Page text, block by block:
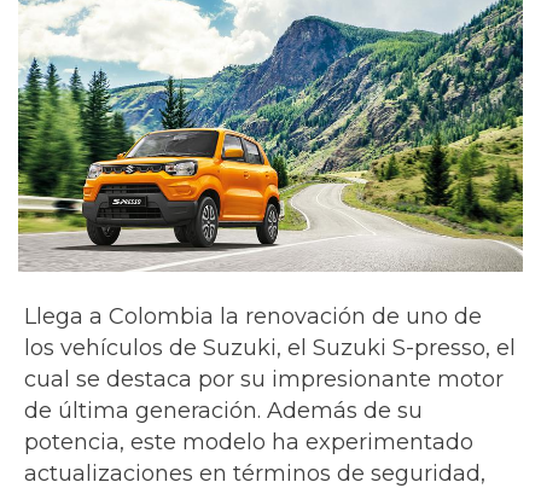
Llega a Colombia la renovación de uno de
los vehículos de Suzuki, el Suzuki S-presso, el
cual se destaca por su impresionante motor
de última generación. Además de su
potencia, este modelo ha experimentado
actualizaciones en términos de seguridad,